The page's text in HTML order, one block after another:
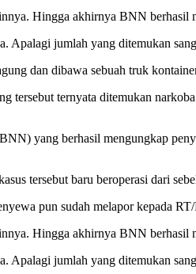
Hingga akhirnya BNN berhasil
Apalagi jumlah yang ditemukan
dan dibawa sebuah truk
tersebut ternyata ditemukan
yang berhasil mengungkap
tersebut baru beroperasi dari
pun sudah melapor kepada
Hingga akhirnya BNN berhasil
Apalagi jumlah yang ditemukan